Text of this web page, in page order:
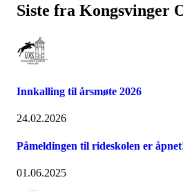
Siste fra Kongsvinger
Innkalling til årsmøte 2026
24.02.2026
Påmeldingen til rideskolen er
01.06.2025